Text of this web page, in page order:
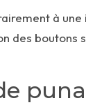
à une
des boutons